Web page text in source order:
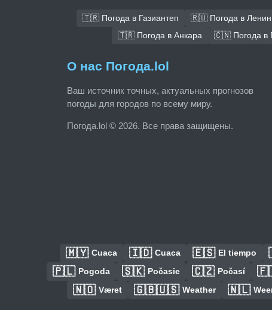
🇹🇷 Погода в Газиантеп 🇷🇺 Погода в
🇹🇷 Погода в Анкара
🇨🇳 Погода в
О нас Погода.lol
Ваш источник точных, актуальных прогнозов
погоды для городов по всему миру.
Погода.lol © 2026. Все права защищены.
🇲🇾 Cuaca 🇮🇩 Cuaca 🇪🇸 El tiempo
🇵🇱 Pogoda 🇸🇰 Počasie 🇨🇿 Počasí
🇳🇴 Været 🇬🇧🇺🇸 Weather 🇳🇱